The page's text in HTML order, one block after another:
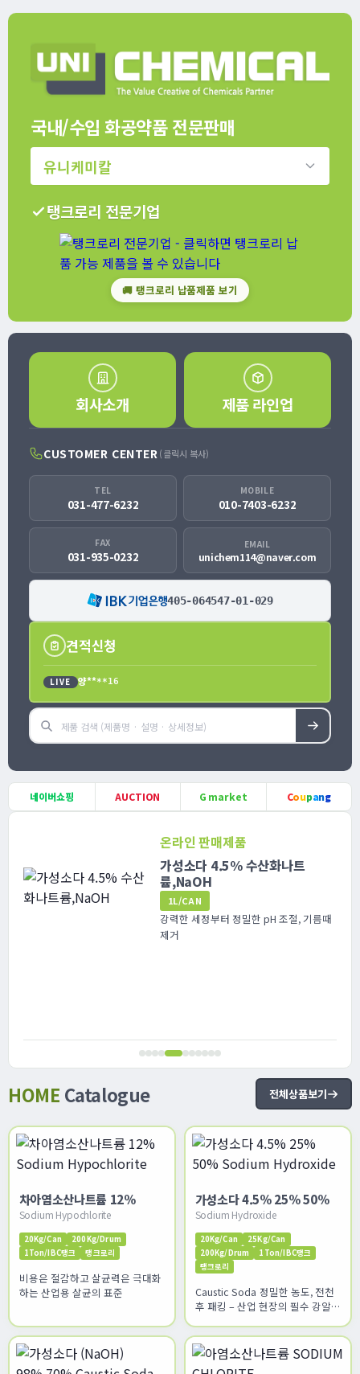
국내/수입 화공약품 전문판매
유니케미칼
탱크로리 전문기업
🚚 탱크로리 납품제품 보기
회사소개 제품 라인업
CUSTOMER CENTER(클릭시 복사)
TEL
031-477-6232
MOBILE
010-7403-6232
FAX
031-935-0232
EMAIL
unichem114@naver.com
405-064547-01-029
견적신청
LIVE 김****97
네이버쇼핑 AUCTION G market Coupang
온라인 판매제품
가성소다 4.5% 수산화나트
륨,NaOH
1L/CAN
강력한 세정부터 정밀한 pH 조절, 기름때
제거
HOME Catalogue 전체상품보기
차아염소산나트륨 12%
Sodium Hypochlorite
20Kg/Can
200Kg/Drum
1Ton/IBC탱크
탱크로리
비용은 절감하고 살균력은 극대화
하는 산업용 살균의 표준
가성소다 4.5% 25% 50%
Sodium Hydroxide
20Kg/Can
25Kg/Can
200Kg/Drum
1Ton/IBC탱크
탱크로리
Caustic Soda 정밀한 농도, 전천
후 패킹 – 산업 현장의 필수 강알칼